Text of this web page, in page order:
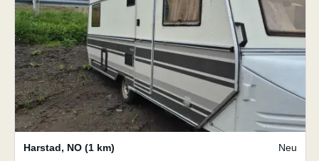
Harstad, NO (1 km) Neu